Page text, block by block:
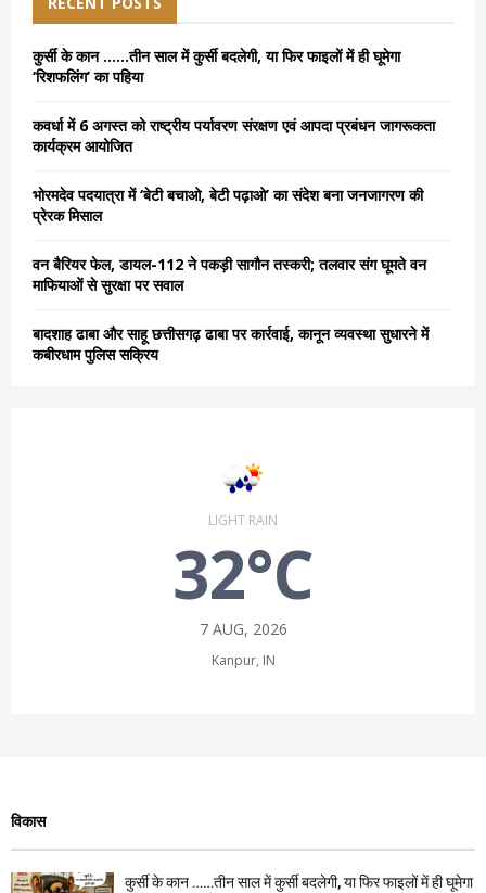
f
r
कुर्सी के कान ……तीन साल में कुर्सी बदलेगी, या फिर फाइलों में ही घूमेगा
‘रिशफलिंग’ का पहिया
कवर्धा में 6 अगस्त को राष्ट्रीय पर्यावरण संरक्षण एवं आपदा प्रबंधन जागरूकता
कार्यक्रम आयोजित
भोरमदेव पदयात्रा में ‘बेटी बचाओ, बेटी पढ़ाओ’ का संदेश बना जनजागरण की
प्रेरक मिसाल
वन बैरियर फेल, डायल-112 ने पकड़ी सागौन तस्करी; तलवार संग घूमते वन
माफियाओं से सुरक्षा पर सवाल
बादशाह ढाबा और साहू छत्तीसगढ़ ढाबा पर कार्रवाई, कानून व्यवस्था सुधारने में
कबीरधाम पुलिस सक्रिय
LIGHT RAIN
32°C
7 AUG, 2026
Kanpur, IN
विकास
कुर्सी के कान ……तीन साल में कुर्सी बदलेगी, या फिर फाइलों में ही घूमेगा